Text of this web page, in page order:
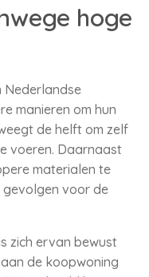
hoge
Nederlandse
manieren om hun
de helft om zelf
voeren. Daarnaast
materialen te
voor de
zich ervan bewust
de koopwoning